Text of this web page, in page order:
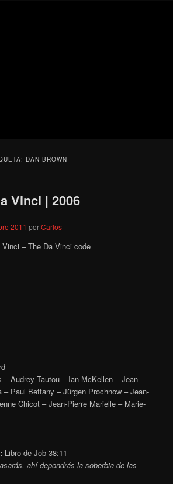
DAN BROWN
Vinci | 2006
2011 porCarlos
Vinci – The Da Vinci code
– Audrey Tautou – Ian McKellen – Jean
– Paul Bettany – Jürgen Prochnow – Jean-
Chicot – Jean-Pierre Marielle – Marie-
Libro de Job 38:11
ahí depondrás la soberbia de las